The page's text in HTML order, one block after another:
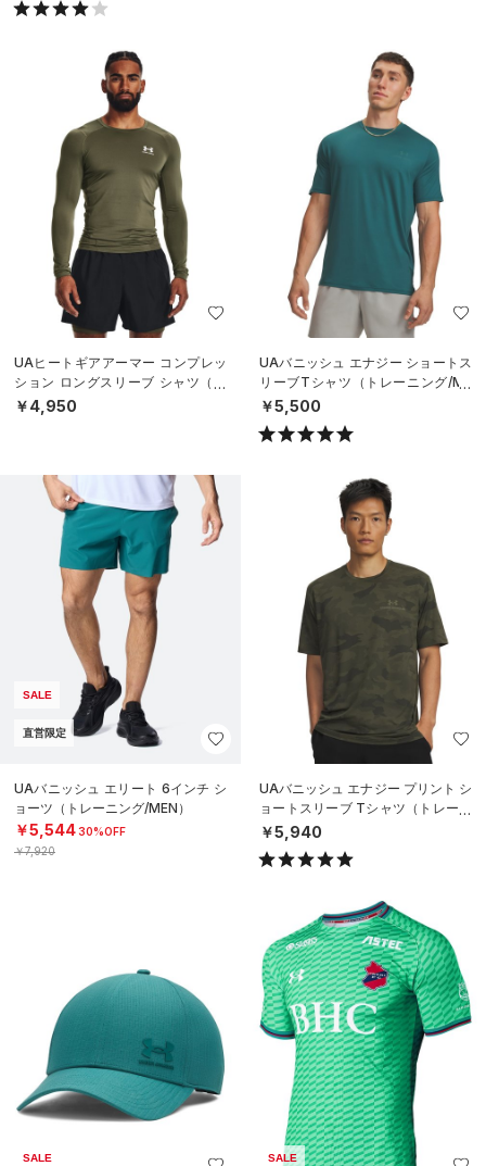
UAヒートギアアーマー コンプレッ
ション ロングスリーブ シャツ（ト
レーニング/MEN）
￥4,950
UAバニッシュ エナジー ショートス
リーブTシャツ（トレーニング/ME
N）
￥5,500
SALE
直営限定
UAバニッシュ エリート 6インチ シ
ョーツ（トレーニング/MEN）
￥5,54430%OFF
￥7,920
UAバニッシュ エナジー プリント シ
ョートスリーブ Tシャツ（トレーニ
ング/MEN）
￥5,940
SALE SALE